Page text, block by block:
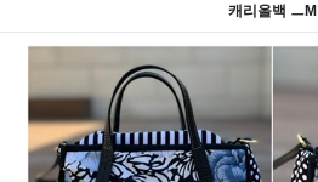
캐리올백 ㅡM